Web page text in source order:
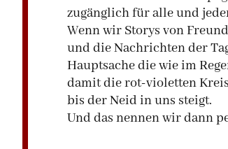
zugänglich für alle und
Wenn wir Storys von
und die Nachrichten der
Hauptsache die wie im
damit die rot-violetten
bis der Neid in uns steigt.
Und das nennen wir dann